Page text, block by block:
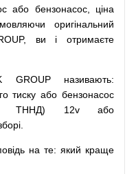
або бензонасос,
ціна
оригінальний
ви і отримаєте
GROUP називають:
тиску або бензонасос
ТННД) 12v
або
на те: який краще